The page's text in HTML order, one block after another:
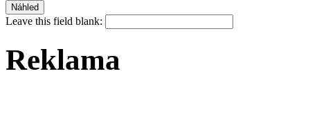
Leave this field blank:
Reklama